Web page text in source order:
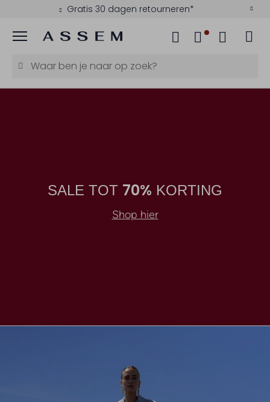
Kies zelf je bezorgmoment
Menu
SALE TOT 70% KORTING
Shop hier